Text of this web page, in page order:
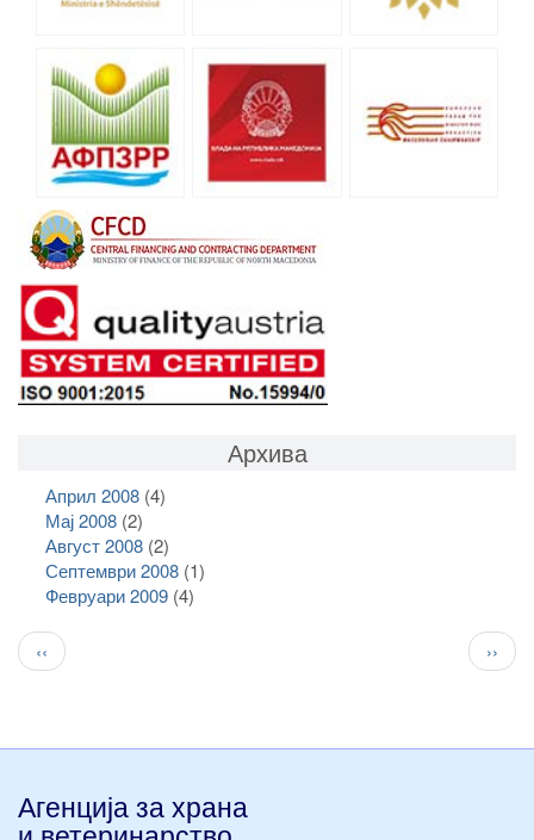
Архива
Април 2008(4)
Мај 2008(2)
Август 2008(2)
Септември 2008(1)
Февруари 2009(4)
Pagination
Previous
page
‹‹ ››
Агенција за храна